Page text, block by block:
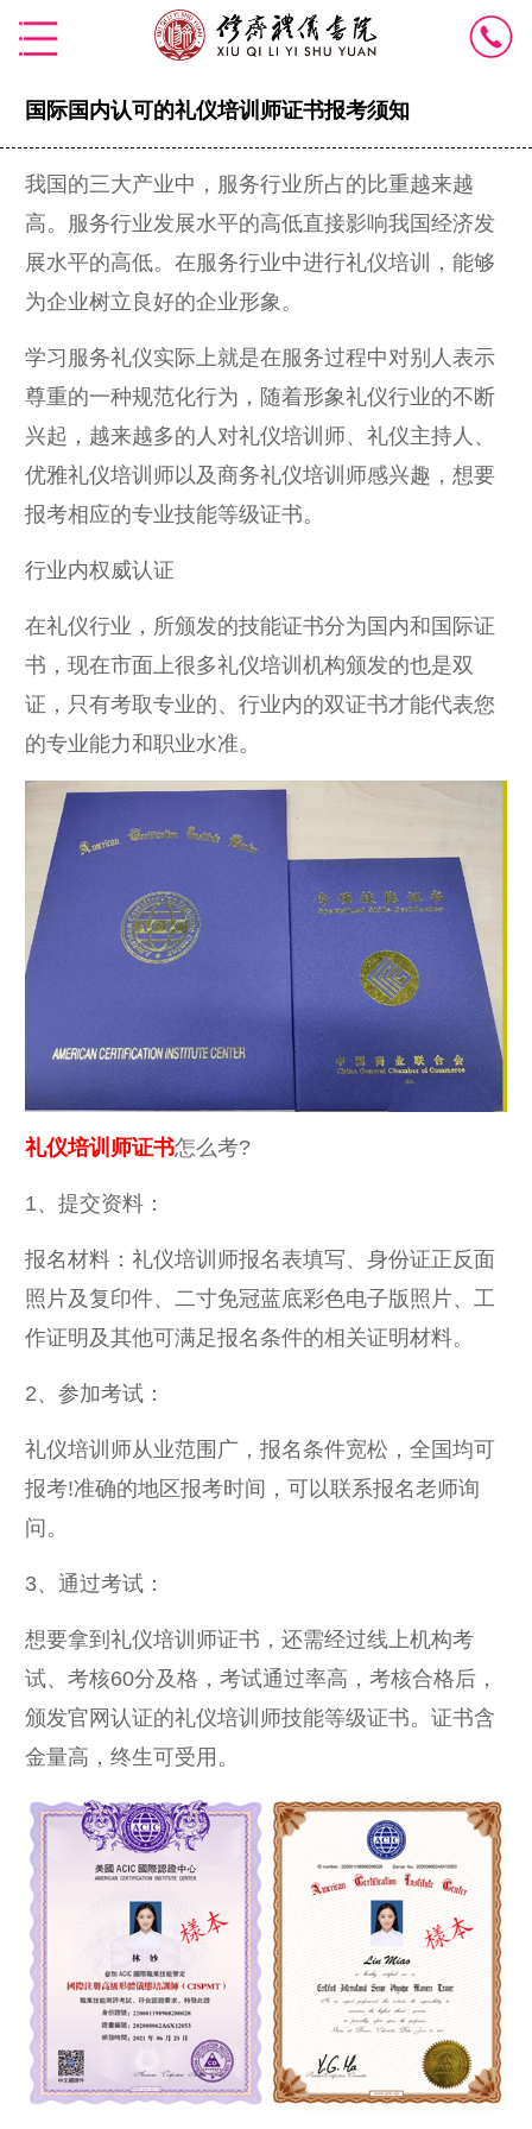
国际国内认可的礼仪培训师证书报考须知
我国的三大产业中，服务行业所占的比重越来越
高。服务行业发展水平的高低直接影响我国经济发
展水平的高低。在服务行业中进行礼仪培训，能够
为企业树立良好的企业形象。
学习服务礼仪实际上就是在服务过程中对别人表示
尊重的一种规范化行为，随着形象礼仪行业的不断
兴起，越来越多的人对礼仪培训师、礼仪主持人、
优雅礼仪培训师以及商务礼仪培训师感兴趣，想要
报考相应的专业技能等级证书。
行业内权威认证
在礼仪行业，所颁发的技能证书分为国内和国际证
书，现在市面上很多礼仪培训机构颁发的也是双
证，只有考取专业的、行业内的双证书才能代表您
的专业能力和职业水准。
礼仪培训师证书怎么考?
1、提交资料：
报名材料：礼仪培训师报名表填写、身份证正反面
照片及复印件、二寸免冠蓝底彩色电子版照片、工
作证明及其他可满足报名条件的相关证明材料。
2、参加考试：
礼仪培训师从业范围广，报名条件宽松，全国均可
报考!准确的地区报考时间，可以联系报名老师询
问。
3、通过考试：
想要拿到礼仪培训师证书，还需经过线上机构考
试、考核60分及格，考试通过率高，考核合格后，
颁发官网认证的礼仪培训师技能等级证书。证书含
金量高，终生可受用。